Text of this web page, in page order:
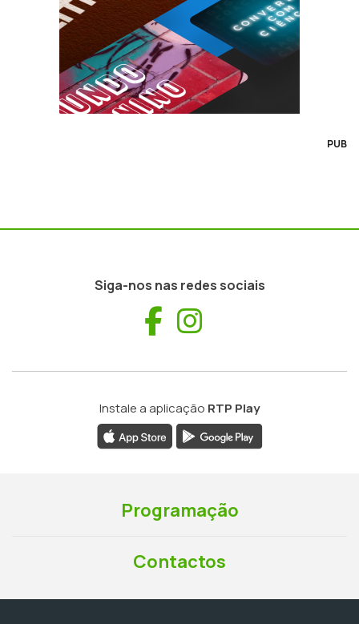
PUB
Siga-nos nas redes sociais
Facebook
Instale a aplicação RTP Play
Programação
Contactos